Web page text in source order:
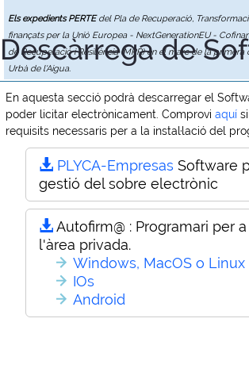
Els expedients PERTEdel Pla de Recuperació,
finançats per la Unió Europea - NextGenerationEU -
de Recuperació i Resiliència (MRR) en el marc de la
Urbà de l'Aigua.
Descàrrega de
En aquesta secció podrà descarregar el
poder licitar electrònicament. Comprovi aquí
requisits necessaris per a la instal·lació del
PLYCA-Empresas Software
gestió del sobre electrònic
Autofirm@ : Programari per
l'àrea privada.
Windows, MacOS o Linux
IOs
Android